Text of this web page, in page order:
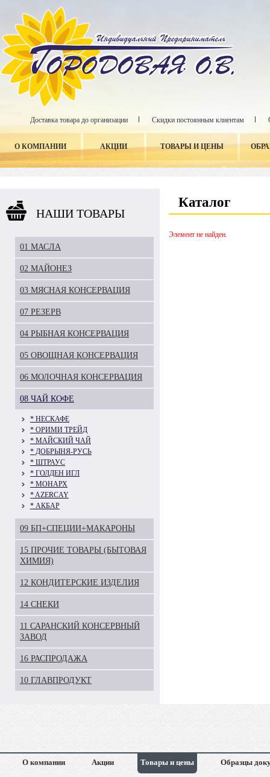
Доставка товара до организации Скидки постоянным клиентам
О КОМПАНИИ АКЦИИ ТОВАРЫ И ЦЕНЫ
НАШИ ТОВАРЫ
01 МАСЛА
02 МАЙОНЕЗ
03 МЯСНАЯ КОНСЕРВАЦИЯ
07 РЕЗЕРВ
04 РЫБНАЯ КОНСЕРВАЦИЯ
05 ОВОЩНАЯ КОНСЕРВАЦИЯ
06 МОЛОЧНАЯ КОНСЕРВАЦИЯ
08 ЧАЙ КОФЕ
* НЕСКАФЕ
* ОРИМИ ТРЕЙД
* МАЙСКИЙ ЧАЙ
* ДОБРЫНЯ-РУСЬ
* ШТРАУС
* ГОЛДЕН ИГЛ
* МОНАРХ
* AZERCAY
* АКБАР
09 БП+СПЕЦИИ+МАКАРОНЫ
15 ПРОЧИЕ ТОВАРЫ (БЫТОВАЯ
ХИМИЯ)
12 КОНДИТЕРСКИЕ ИЗДЕЛИЯ
14 СНЕКИ
11 САРАНСКИЙ КОНСЕРВНЫЙ
ЗАВОД
16 РАСПРОДАЖА
10 ГЛАВПРОДУКТ
Каталог
Элемент не найден.
О компании Акции Товары и цены Образцы